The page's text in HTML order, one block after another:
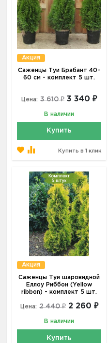
Акция
Саженцы Туи Брабант 40-
60 см - комплект 5 шт.
Цена: 3 610 ₽ 3 340 ₽
В наличии
Купить
Купить в 1 клик
Акция
Саженцы Туи шаровидной
Еллоу Риббон (Yellow
ribbon) - комплект 5 шт.
Цена: 2 440 ₽ 2 260 ₽
В наличии
Купить